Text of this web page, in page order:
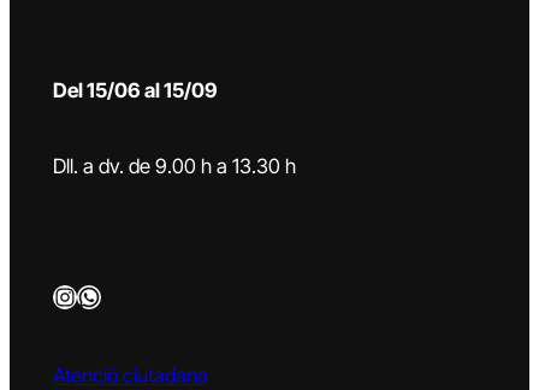
Del 15/06 al 15/09
Dll. a dv. de 9.00 h a 13.30 h
InstagramWhatsApp
Atenció ciutadana